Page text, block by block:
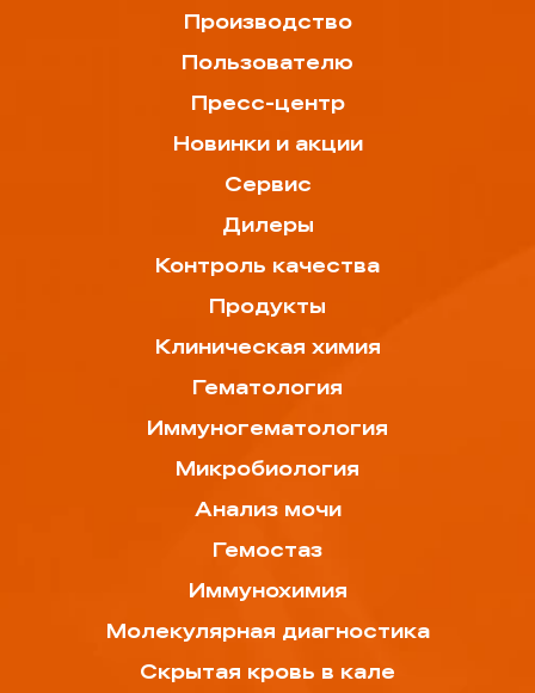
Производство
Пользователю
Пресс-центр
Новинки и акции
Сервис
Дилеры
Контроль качества
Продукты
Клиническая химия
Гематология
Иммуногематология
Микробиология
Анализ мочи
Гемостаз
Иммунохимия
Молекулярная диагностика
Скрытая кровь в кале